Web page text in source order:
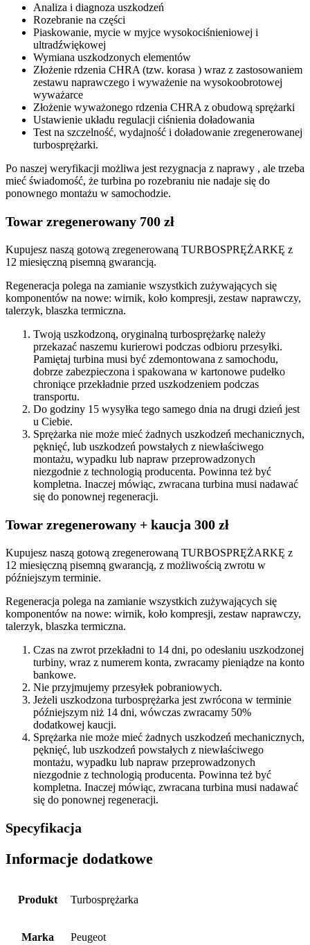
Analiza i diagnoza uszkodzeń
Rozebranie na części
Piaskowanie, mycie w myjce wysokociśnieniowej i
ultradźwiękowej
Wymiana uszkodzonych elementów
Złożenie rdzenia CHRA (tzw. korasa ) wraz z zastosowaniem
zestawu naprawczego i wyważenie na wysokoobrotowej
wyważarce
Złożenie wyważonego rdzenia CHRA z obudową sprężarki
Ustawienie układu regulacji ciśnienia doładowania
Test na szczelność, wydajność i doładowanie zregenerowanej
turbosprężarki.
Po naszej weryfikacji możliwa jest rezygnacja z naprawy , ale trzeba
mieć świadomość, że turbina po rozebraniu nie nadaje się do
ponownego montażu w samochodzie.
Towar zregenerowany 700 zł
Kupujesz naszą gotową zregenerowaną TURBOSPRĘŻARKĘ z
12 miesięczną pisemną gwarancją.
Regeneracja polega na zamianie wszystkich zużywających się
komponentów na nowe: wirnik, koło kompresji, zestaw naprawczy,
talerzyk, blaszka termiczna.
Twoją uszkodzoną, oryginalną turbosprężarkę należy
przekazać naszemu kurierowi podczas odbioru przesyłki.
Pamiętaj turbina musi być zdemontowana z samochodu,
dobrze zabezpieczona i spakowana w kartonowe pudełko
chroniące przekładnie przed uszkodzeniem podczas
transportu.
Do godziny 15 wysyłka tego samego dnia na drugi dzień jest
u Ciebie.
Sprężarka nie może mieć żadnych uszkodzeń mechanicznych,
pęknięć, lub uszkodzeń powstałych z niewłaściwego
montażu, wypadku lub napraw przeprowadzonych
niezgodnie z technologią producenta. Powinna też być
kompletna. Inaczej mówiąc, zwracana turbina musi nadawać
się do ponownej regeneracji.
Towar zregenerowany + kaucja 300 zł
Kupujesz naszą gotową zregenerowaną TURBOSPRĘŻARKĘ z
12 miesięczną pisemną gwarancją, z możliwością zwrotu w
późniejszym terminie.
Regeneracja polega na zamianie wszystkich zużywających się
komponentów na nowe: wirnik, koło kompresji, zestaw naprawczy,
talerzyk, blaszka termiczna.
Czas na zwrot przekładni to 14 dni, po odesłaniu uszkodzonej
turbiny, wraz z numerem konta, zwracamy pieniądze na konto
bankowe.
Nie przyjmujemy przesyłek pobraniowych.
Jeżeli uszkodzona turbosprężarka jest zwrócona w terminie
późniejszym niż 14 dni, wówczas zwracamy 50%
dodatkowej kaucji.
Sprężarka nie może mieć żadnych uszkodzeń mechanicznych,
pęknięć, lub uszkodzeń powstałych z niewłaściwego
montażu, wypadku lub napraw przeprowadzonych
niezgodnie z technologią producenta. Powinna też być
kompletna. Inaczej mówiąc, zwracana turbina musi nadawać
się do ponownej regeneracji.
Specyfikacja
Informacje dodatkowe
Produkt Turbosprężarka
Marka Peugeot